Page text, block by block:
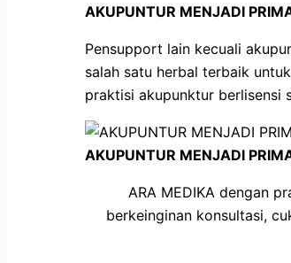
AKUPUNTUR MENJADI
Pensupport lain kecuali
salah satu herbal terbaik
praktisi akupunktur berlisensi
AKUPUNTUR MENJADI
ARA MEDIKA dengan
berkeinginan konsultasi,